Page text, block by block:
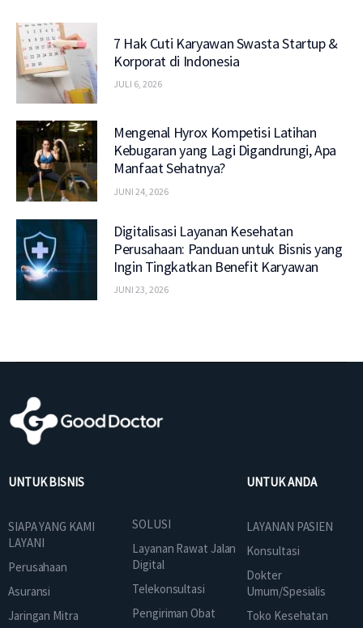
7 Hak Cuti Karyawan Swasta Startup &
Korporat di Indonesia
JULI 6, 2026
Mengenal Hyrox Kompetisi Latihan
Kebugaran yang Lagi Digandrungi, Apa
Manfaat Sehatnya?
JUNI 24, 2026
Digitalisasi Layanan Kesehatan
Perusahaan: Panduan untuk Bisnis yang
Ingin Tingkatkan Benefit Karyawan
JUNI 23, 2026
UNTUK BISNIS
SIAPA YANG KAMI
LAYANI
Perusahaan
Asuransi
Jaringan Mitra
SOLUSI
Layanan Rawat Jalan
Digital
Telekonsultasi
Pengiriman Obat
UNTUK ANDA
LAYANAN PASIEN
Konsultasi
Dokter
Umum/Spesialis
Toko Kesehatan